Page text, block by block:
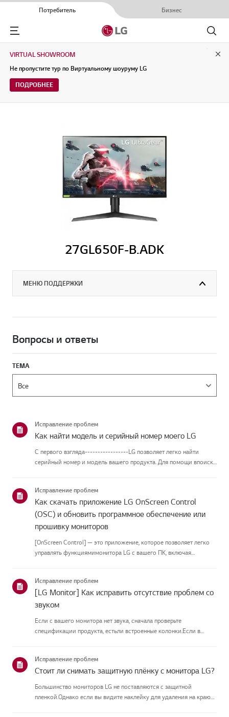
Потребитель Бизнес
Menu
Поиск
VIRTUAL SHOWROOM
Не пропустите тур по Виртуальному шоуруму LG
ПОДРОБНЕЕ
27GL650F-B.ADK
МЕНЮ ПОДДЕРЖКИ
Вопросы и ответы
ТЕМА
Исправление проблем
Как найти модель и серийный номер моего LG
С первого взгляда-----------------LG позволяет легко найти
серийный номер и модель вашего продукта. Для помощи впоиске
руководство создано...
Исправление проблем
Как скачать приложение LG OnScreen Control
(OSC) и обновить программное обеспечение или
прошивку мониторов
[OnScreen Control] — это приложение, которое позволяет легко
управлять функциямимонитора LG с вашего ПК, включая
приложение для вашей ...
Исправление проблем
[LG Monitor] Как исправить отсутствие проблем со
звуком
Если с вашего монитора нет звука, сначала проверьте
спецификации продукта, естьли встроенные колонки.Если в
настройки зву...
Исправление проблем
Стоит ли снимать защитную плёнку с монитора LG?
Большинство мониторов LG не поставляются с защитной
пленкой.Однако если вы видите наклейку для удаления на краю